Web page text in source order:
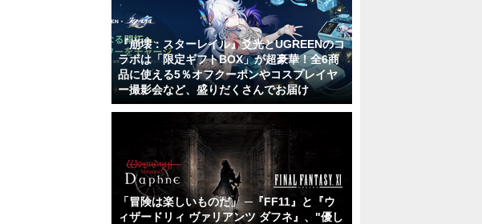
『崩壊：スターレイル』爻光とUGREENのコ
ラボは「限定ギフトBOX」が超豪華！全6商
品に使える5％オフクーポンやコスプレイヤ
ー撮影会など、盛りだくさんでお届け
「冒険は楽しいものだ」 ─『FF11』と『ウ
ィザードリィ ヴァリアンツ ダフネ』、"優し